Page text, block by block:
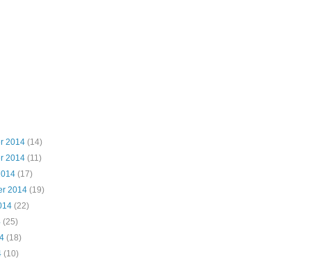
2014 (14)
2014 (11)
(17)
2014 (19)
(22)
(25)
(18)
(10)